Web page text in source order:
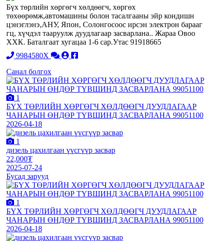
Бүх төрлийн хөргөгч хөлдөөгч, хөргөх
төхөөрөмж,автомашины болон тасалгааны эйр кондишн
цэнэглэнэ,АНУ, Япон, Солонгосоос ирсэн электрoн барааг
гц, хүчдэл тааруулж дуудлагаар засварлана.. Жараа Овоо
ХХК. Баталгаат хугацаа 1-6 сар.Утас 91918665
9984580X
Санал болгох
1
БҮХ ТӨРЛИЙН ХӨРГӨГЧ ХӨЛДӨӨГЧ ДУУДЛАГААР
ЧАНАРЫН ӨНДӨР ТҮВШИНД ЗАСВАРЛАНА 99051100
2026-04-18
1
дизель цахилгаан үүсгүүр засвар
22,000₮
2025-07-24
Бусад зарууд
1
БҮХ ТӨРЛИЙН ХӨРГӨГЧ ХӨЛДӨӨГЧ ДУУДЛАГААР
ЧАНАРЫН ӨНДӨР ТҮВШИНД ЗАСВАРЛАНА 99051100
2026-04-18